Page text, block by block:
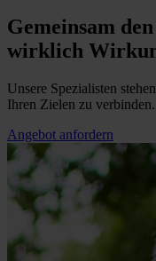
Gemeinsam
wirklich
Unsere Spezialisten
Ihren Zielen zu verbinden.
Angebot anfordern